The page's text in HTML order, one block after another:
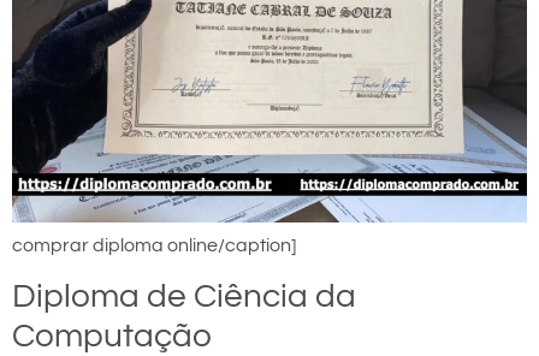
comprar diploma online/caption]
Diploma de Ciência da
Computação